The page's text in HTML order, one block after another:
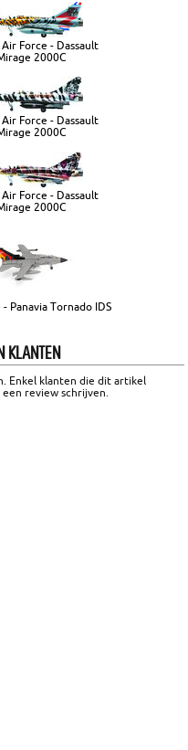
Air Force - Dassault
2000C
Air Force - Dassault
2000C
Air Force - Dassault
2000C
Panavia Tornado IDS
KLANTEN
Enkel klanten die dit artikel
review schrijven.